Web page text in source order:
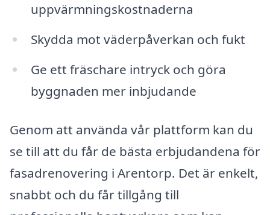
uppvärmningskostnaderna
Skydda mot väderpåverkan och fukt
Ge ett fräschare intryck och göra
byggnaden mer inbjudande
Genom att använda vår plattform kan du
se till att du får de bästa erbjudandena för
fasadrenovering i Arentorp. Det är enkelt,
snabbt och du får tillgång till